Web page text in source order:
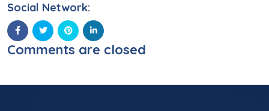
Social Network:
Comments are closed